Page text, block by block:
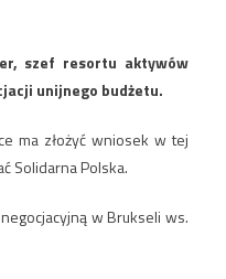
szef resortu aktywów
unijnego budżetu.
ma złożyć wniosek w tej
Solidarna Polska.
w Brukseli ws.